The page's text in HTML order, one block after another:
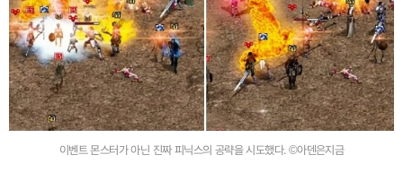
이벤트 몬스터가 아닌 진짜 피닉스의 공략을 시도했다. ©아덴은지금